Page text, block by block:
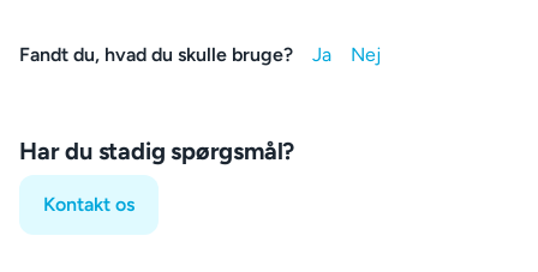
Fandt du, hvad du skulle bruge?
Har du stadig spørgsmål?
Kontakt os